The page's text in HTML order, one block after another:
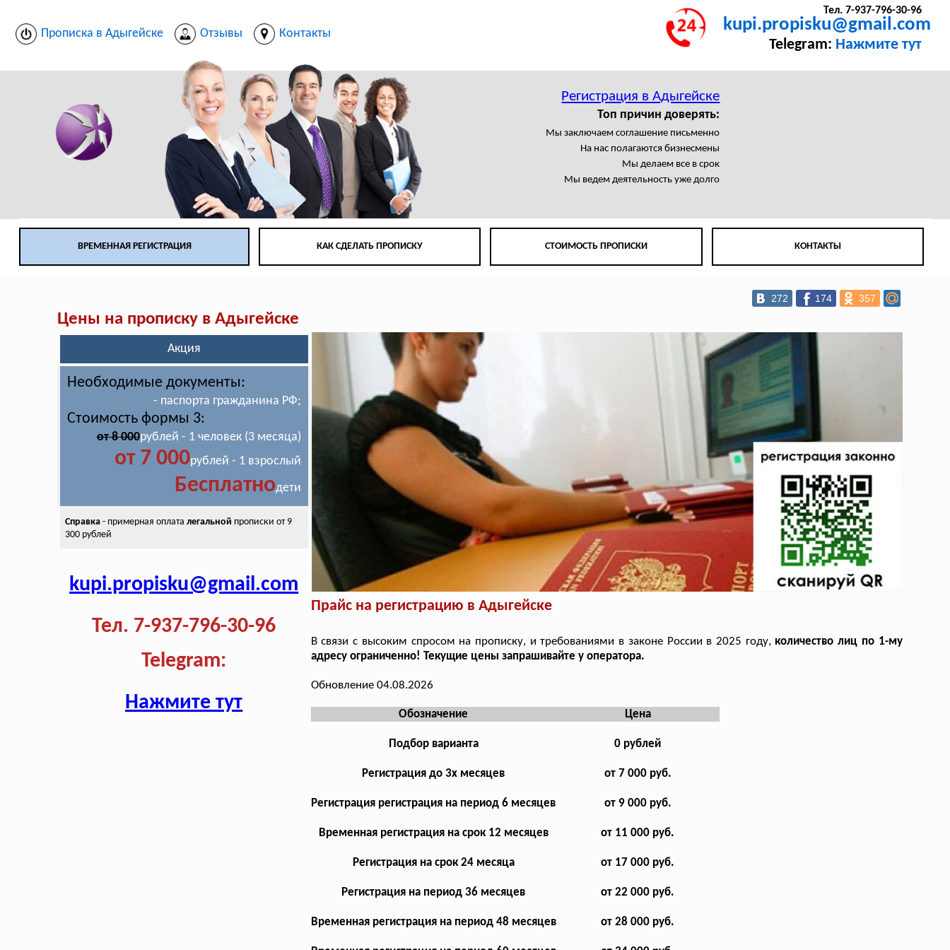
Прописка в Адыгейске Отзывы Контакты
Тел. 7-937-796-30-96
kupi.propisku@gmail.com
Telegram: Нажмите тут
Регистрация в Адыгейске
Топ причин доверять:
Мы заключаем соглашение письменно
На нас полагаются бизнесмены
Мы делаем все в срок
Мы ведем деятельность уже долго
ВРЕМЕННАЯ РЕГИСТРАЦИЯ КАК СДЕЛАТЬ ПРОПИСКУ СТОИМОСТЬ ПРОПИСКИ КОНТАКТЫ
272 174 357
Цены на прописку в Адыгейске
Акция
Необходимые документы:
- паспорта гражданина РФ;
Стоимость формы 3:
от 8 000рублей - 1 человек (3 месяца)
от 7 000рублей - 1 взрослый
Бесплатнодети
Справка- примерная оплата легальной прописки от 9
300 рублей
kupi.propisku@gmail.com
Тел. 7-937-796-30-96
Telegram:
Нажмите тут
Прайс на регистрацию в Адыгейске
В связи с высоким спросом на прописку, и требованиями в законе России в 2025 году, количество лиц по 1-му
адресу ограниченно! Текущие цены запрашивайте у оператора.
Обновление 04.08.2026
Обозначение Цена
Подбор варианта 0 рублей
Регистрация до 3х месяцев от 7 000 руб.
Регистрация регистрация на период 6 месяцев от 9 000 руб.
Временная регистрация на срок 12 месяцев от 11 000 руб.
Регистрация на срок 24 месяца от 17 000 руб.
Регистрация на период 36 месяцев от 22 000 руб.
Временная регистрация на период 48 месяцев от 28 000 руб.